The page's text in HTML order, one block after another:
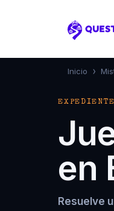
Questo
Inicio ›
en
Resuelve